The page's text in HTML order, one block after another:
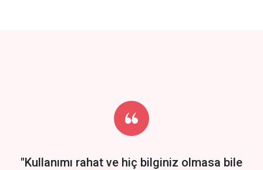
Start by trying our service for 30 days free trial no credit card
required.
"Kullanımı rahat ve hiç bilginiz olmasa bile